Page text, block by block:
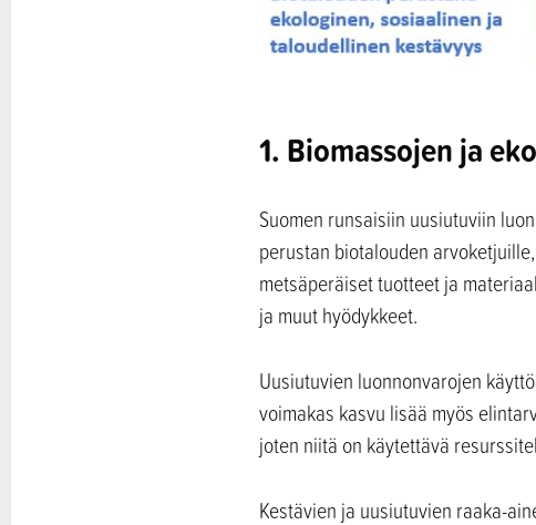
1. Biomassojen ja
Suomen runsaisiin uusiutuviin
perustan biotalouden
metsäperäiset tuotteet ja
ja muut hyödykkeet.
Uusiutuvien luonnonvarojen
voimakas kasvu lisää myös
joten niitä on käytettävä
Kestävien ja uusiutuvien raaka-